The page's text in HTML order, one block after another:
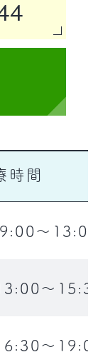
時間
9:00〜13:00
〜
〜